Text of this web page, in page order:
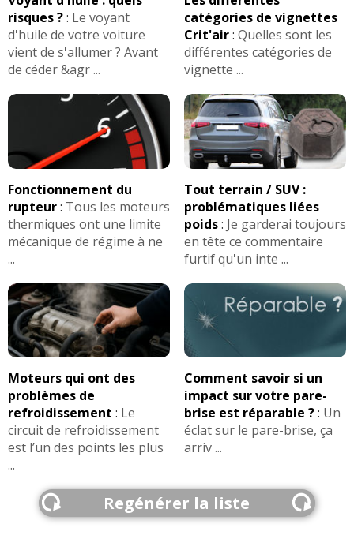
risques ?: Le voyant
d'huile de votre voiture
vient de s'allumer ? Avant
de céder &agr ...
catégories de vignettes
Crit'air: Quelles sont les
différentes catégories de
vignette ...
Fonctionnement du
rupteur: Tous les moteurs
thermiques ont une limite
mécanique de régime à ne
...
Tout terrain / SUV :
problématiques liées
poids: Je garderai toujours
en tête ce commentaire
furtif qu'un inte ...
Moteurs qui ont des
problèmes de
refroidissement : Le
circuit de refroidissement
est l’un des points les plus
...
Comment savoir si un
impact sur votre pare-
brise est réparable ?: Un
éclat sur le pare-brise, ça
arriv ...
Regénérer la liste